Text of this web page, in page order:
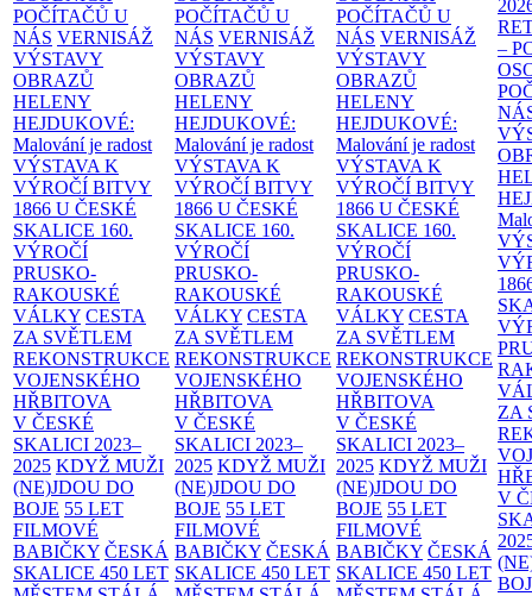
POČÍTAČŮ U
NÁS VERNISÁŽ
VÝSTAVY
OBRAZŮ
HELENY
HEJDUKOVÉ:
Malování je radost
VÝSTAVA K
VÝROČÍ BITVY
1866 U ČESKÉ
SKALICE 160.
VÝROČÍ
PRUSKO-
RAKOUSKÉ
VÁLKY CESTA
ZA SVĚTLEM
REKONSTRUKCE
VOJENSKÉHO
HŘBITOVA
V ČESKÉ
SKALICI 2023–
2025 KDYŽ MUŽI
(NE)JDOU DO
BOJE 55 LET
FILMOVÉ
BABIČKY ČESKÁ
SKALICE 450 LET
POČÍTAČŮ U
NÁS VERNISÁŽ
VÝSTAVY
OBRAZŮ
HELENY
HEJDUKOVÉ:
Malování je radost
VÝSTAVA K
VÝROČÍ BITVY
1866 U ČESKÉ
SKALICE 160.
VÝROČÍ
PRUSKO-
RAKOUSKÉ
VÁLKY CESTA
ZA SVĚTLEM
REKONSTRUKCE
VOJENSKÉHO
HŘBITOVA
V ČESKÉ
SKALICI 2023–
2025 KDYŽ MUŽI
(NE)JDOU DO
BOJE 55 LET
FILMOVÉ
BABIČKY ČESKÁ
SKALICE 450 LET
POČÍTAČŮ U
NÁS VERNISÁŽ
VÝSTAVY
OBRAZŮ
HELENY
HEJDUKOVÉ:
Malování je radost
VÝSTAVA K
VÝROČÍ BITVY
1866 U ČESKÉ
SKALICE 160.
VÝROČÍ
PRUSKO-
RAKOUSKÉ
VÁLKY CESTA
ZA SVĚTLEM
REKONSTRUKCE
VOJENSKÉHO
HŘBITOVA
V ČESKÉ
SKALICI 2023–
2025 KDYŽ MUŽI
(NE)JDOU DO
BOJE 55 LET
FILMOVÉ
BABIČKY ČESKÁ
SKALICE 450 LET
–
ZA
V